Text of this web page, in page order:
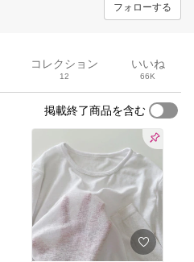
フォローする
コレクション
12
いいね
66K
掲載終了商品を含む